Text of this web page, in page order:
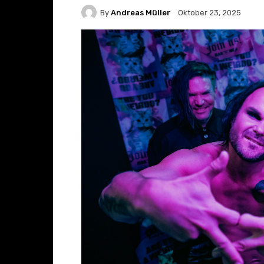
By Andreas Müller Oktober 23, 2025